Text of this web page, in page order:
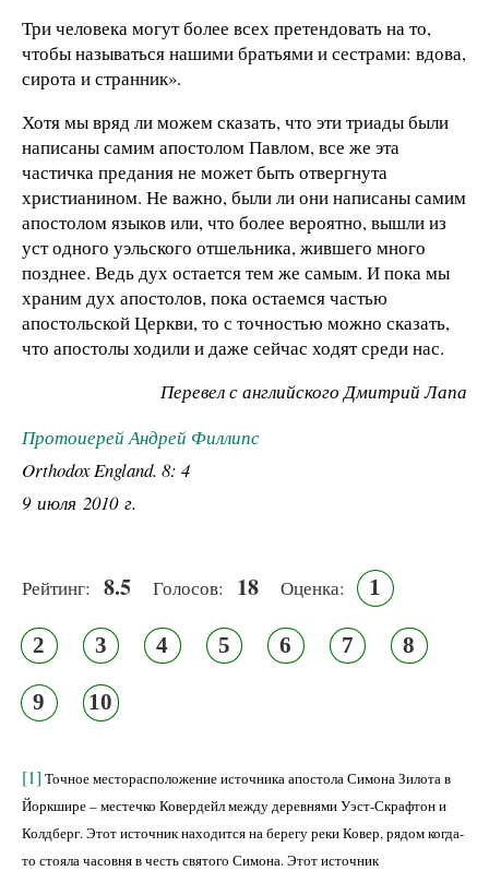
Три человека могут более всех претендовать на то,
чтобы называться нашими братьями и сестрами: вдова,
сирота и странник».
Хотя мы вряд ли можем сказать, что эти триады были
написаны самим апостолом Павлом, все же эта
частичка предания не может быть отвергнута
христианином. Не важно, были ли они написаны самим
апостолом языков или, что более вероятно, вышли из
уст одного уэльского отшельника, жившего много
позднее. Ведь дух остается тем же самым. И пока мы
храним дух апостолов, пока остаемся частью
апостольской Церкви, то с точностью можно сказать,
что апостолы ходили и даже сейчас ходят среди нас.
Перевел с английского Дмитрий Лапа
Протоиерей Андрей Филлипс
Orthodox England. 8: 4
9 июля 2010 г.
Рейтинг: 8.5 Голосов: 18 Оценка: 1
2 3 4 5 6 7 8
9 10
[1] Точное месторасположение источника апостола Симона Зилота в
Йоркшире – местечко Ковердейл между деревнями Уэст-Скрафтон и
Колдберг. Этот источник находится на берегу реки Ковер, рядом когда-
то стояла часовня в честь святого Симона. Этот источник